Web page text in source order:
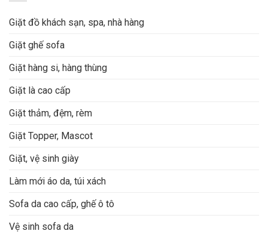
Giặt đồ khách sạn, spa, nhà hàng
Giặt ghế sofa
Giặt hàng si, hàng thùng
Giặt là cao cấp
Giặt thảm, đệm, rèm
Giặt Topper, Mascot
Giặt, vệ sinh giày
Làm mới áo da, túi xách
Sofa da cao cấp, ghế ô tô
Vệ sinh sofa da